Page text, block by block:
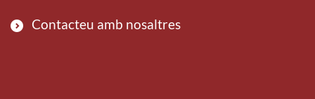
Contacteu amb nosaltres